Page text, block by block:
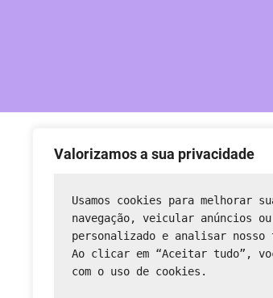
Valorizamos a sua privacidade
Usamos cookies para melhorar
navegação, veicular anúncios
personalizado e analisar nosso
Ao clicar em “Aceitar tudo”,
com o uso de cookies.